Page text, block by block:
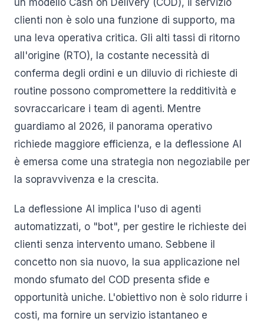
un modello Cash on Delivery (COD), il servizio
clienti non è solo una funzione di supporto, ma
una leva operativa critica. Gli alti tassi di ritorno
all'origine (RTO), la costante necessità di
conferma degli ordini e un diluvio di richieste di
routine possono compromettere la redditività e
sovraccaricare i team di agenti. Mentre
guardiamo al 2026, il panorama operativo
richiede maggiore efficienza, e la deflessione AI
è emersa come una strategia non negoziabile per
la sopravvivenza e la crescita.
La deflessione AI implica l'uso di agenti
automatizzati, o "bot", per gestire le richieste dei
clienti senza intervento umano. Sebbene il
concetto non sia nuovo, la sua applicazione nel
mondo sfumato del COD presenta sfide e
opportunità uniche. L'obiettivo non è solo ridurre i
costi, ma fornire un servizio istantaneo e